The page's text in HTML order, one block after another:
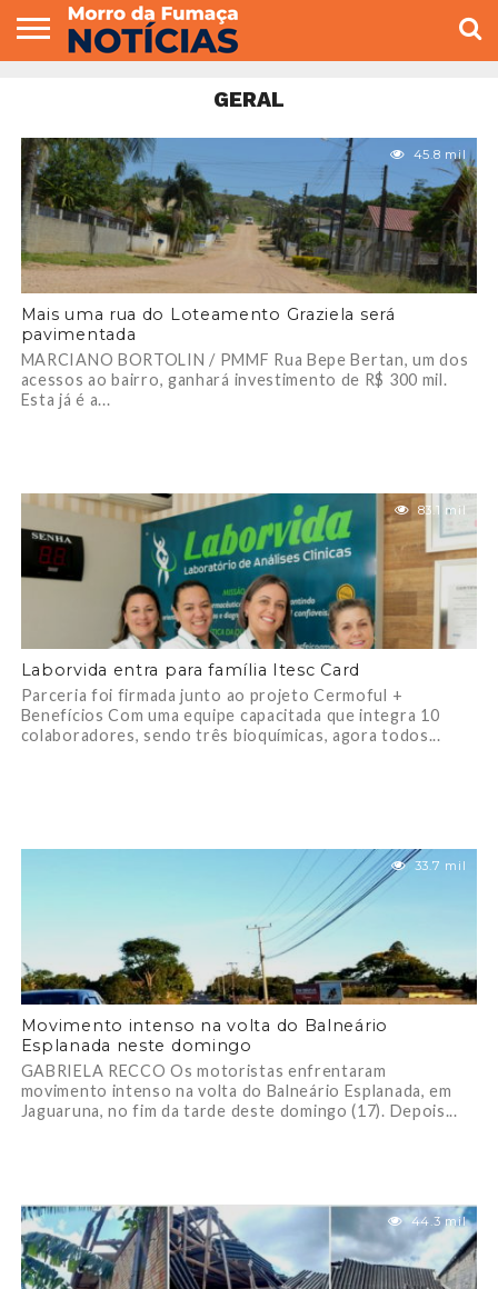
GERAL
45.8 mil
Mais uma rua do Loteamento Graziela será
pavimentada
MARCIANO BORTOLIN / PMMF Rua Bepe Bertan, um dos
acessos ao bairro, ganhará investimento de R$ 300 mil.
Esta já é a...
83.1 mil
Laborvida entra para família Itesc Card
Parceria foi firmada junto ao projeto Cermoful +
Benefícios Com uma equipe capacitada que integra 10
colaboradores, sendo três bioquímicas, agora todos...
33.7 mil
Movimento intenso na volta do Balneário
Esplanada neste domingo
GABRIELA RECCO Os motoristas enfrentaram
movimento intenso na volta do Balneário Esplanada, em
Jaguaruna, no fim da tarde deste domingo (17). Depois...
44.3 mil